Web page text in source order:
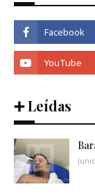
➕ Leídas